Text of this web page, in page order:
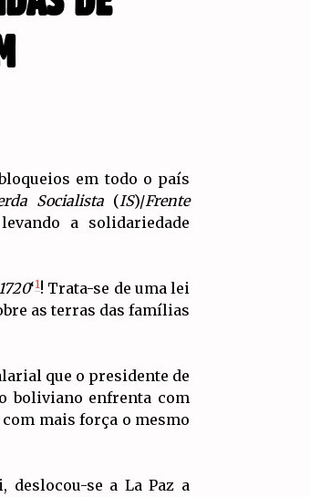
em todo o país
Socialista (IS)/Frente
a solidariedade
‘1! Trata-se de uma lei
as terras das famílias
que o presidente de
boliviano enfrenta com
mais força o mesmo
deslocou-se a La Paz a